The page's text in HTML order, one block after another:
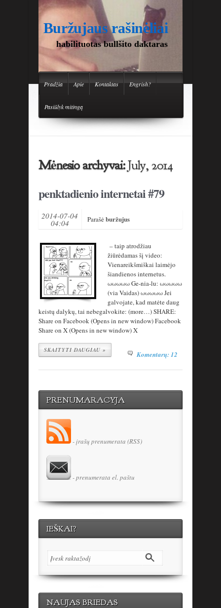
Buržujaus rašinėliai
habilituotas bullšito daktaras
Pradžia Apie Kontaktas Engrish?
Pasiūlyk mitingą
Mėnesio archyvai:July, 2014
penktadienio internetai #79
2014-07-04
04:04 Parašėburžujus
– taip atrodžiau
žiūrėdamas šį video:
Vienareikšmiškai laimėjo
šiandienos internetus.
ωωωωω Ge-nia-lu: ωωωωω
(via Vaidas) ωωωωω Jei
galvojate, kad matėte daug
keistų dalykų, tai nebegalvokite: (more…) SHARE:
Share on Facebook (Opens in new window) Facebook
Share on X (Opens in new window) X
SKAITYTI DAUGIAU » Komentarų: 12
PRENUMARACYJA
- įrašų prenumerata (RSS)
- prenumerata el. paštu
IEŠKAI?
NAUJAS BRIEDAS